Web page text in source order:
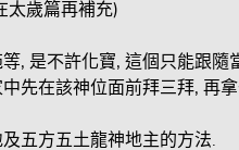
太歲篇再補充)
, 是不許化寶, 這個只能跟
先在該神位面前拜三拜, 再
五方五土龍神地主的方法.